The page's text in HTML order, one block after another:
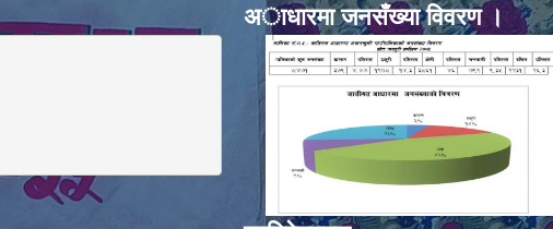
अाधारमा जनसँख्या विवरण ।